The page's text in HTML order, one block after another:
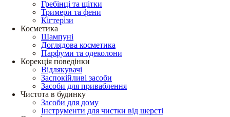
Гребінці та щітки
Тримери та фени
Кігтерізи
Косметика
Шампуні
Доглядова косметика
Парфуми та одеколони
Корекція поведінки
Відлякувачі
Заспокійливі засоби
Засоби для приваблення
Чистота в будинку
Засоби для дому
Інструменти для чистки від шерсті